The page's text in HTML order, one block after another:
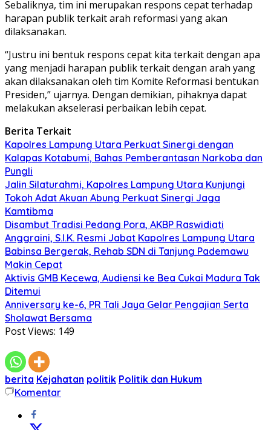
Sebaliknya, tim ini merupakan respons cepat terhadap
harapan publik terkait arah reformasi yang akan
dilaksanakan.
“Justru ini bentuk respons cepat kita terkait dengan apa
yang menjadi harapan publik terkait dengan arah yang
akan dilaksanakan oleh tim Komite Reformasi bentukan
Presiden,” ujarnya. Dengan demikian, pihaknya dapat
melakukan akselerasi perbaikan lebih cepat.
Berita Terkait
Kapolres Lampung Utara Perkuat Sinergi dengan
Kalapas Kotabumi, Bahas Pemberantasan Narkoba dan
Pungli
Jalin Silaturahmi, Kapolres Lampung Utara Kunjungi
Tokoh Adat Akuan Abung Perkuat Sinergi Jaga
Kamtibma
Disambut Tradisi Pedang Pora, AKBP Raswidiati
Anggraini, S.I.K. Resmi Jabat Kapolres Lampung Utara
Babinsa Bergerak, Rehab SDN di Tanjung Pademawu
Makin Cepat
Aktivis GMB Kecewa, Audiensi ke Bea Cukai Madura Tak
Ditemui
Anniversary ke-6, PR Tali Jaya Gelar Pengajian Serta
Sholawat Bersama
Post Views: 149
berita Kejahatan politik Politik dan Hukum
Komentar